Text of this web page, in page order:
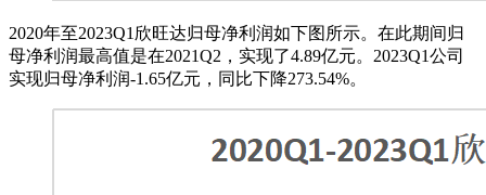
2020年至2023Q1欣旺达归母净利润如下图所示。在此期间归
母净利润最高值是在2021Q2，实现了4.89亿元。2023Q1公司
实现归母净利润-1.65亿元，同比下降273.54%。